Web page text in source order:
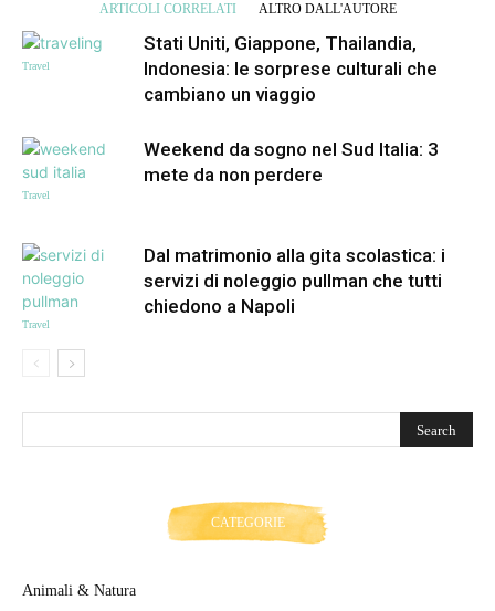
ARTICOLI CORRELATI ALTRO DALL'AUTORE
Travel
Stati Uniti, Giappone, Thailandia,
Indonesia: le sorprese culturali che
cambiano un viaggio
Travel
Weekend da sogno nel Sud Italia: 3
mete da non perdere
Travel
Dal matrimonio alla gita scolastica: i
servizi di noleggio pullman che tutti
chiedono a Napoli
CATEGORIE
Animali & Natura